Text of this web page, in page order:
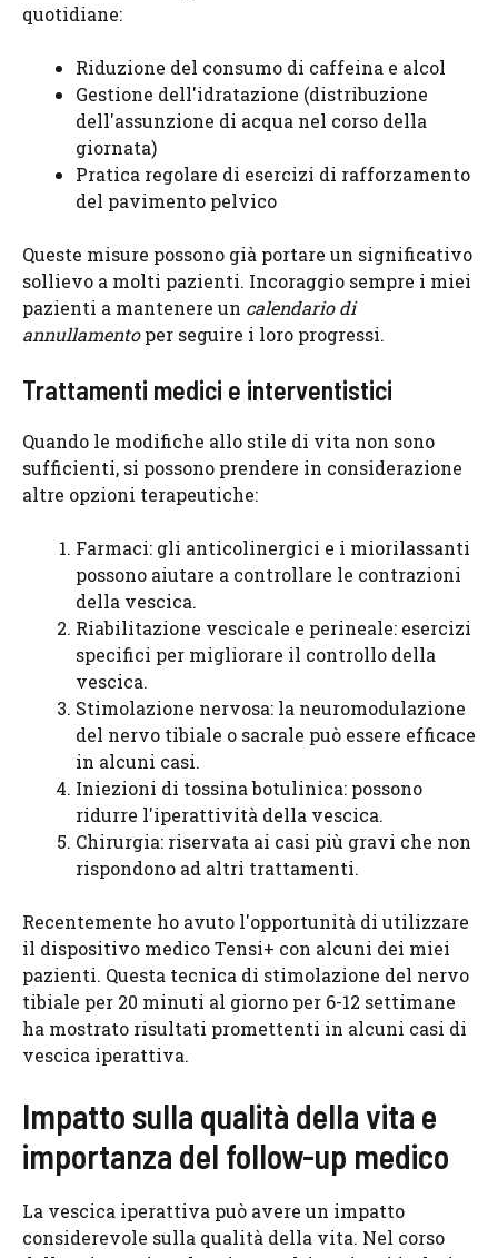
quotidiane:
Riduzione del consumo di caffeina e alcol
Gestione dell'idratazione (distribuzione
dell'assunzione di acqua nel corso della
giornata)
Pratica regolare di esercizi di rafforzamento
del pavimento pelvico
Queste misure possono già portare un significativo
sollievo a molti pazienti. Incoraggio sempre i miei
pazienti a mantenere un calendario di
annullamentoper seguire i loro progressi.
Trattamenti medici e interventistici
Quando le modifiche allo stile di vita non sono
sufficienti, si possono prendere in considerazione
altre opzioni terapeutiche:
Farmaci: gli anticolinergici e i miorilassanti
possono aiutare a controllare le contrazioni
della vescica.
Riabilitazione vescicale e perineale: esercizi
specifici per migliorare il controllo della
vescica.
Stimolazione nervosa: la neuromodulazione
del nervo tibiale o sacrale può essere efficace
in alcuni casi.
Iniezioni di tossina botulinica: possono
ridurre l'iperattività della vescica.
Chirurgia: riservata ai casi più gravi che non
rispondono ad altri trattamenti.
Recentemente ho avuto l'opportunità di utilizzare
il dispositivo medico Tensi+ con alcuni dei miei
pazienti. Questa tecnica di stimolazione del nervo
tibiale per 20 minuti al giorno per 6-12 settimane
ha mostrato risultati promettenti in alcuni casi di
vescica iperattiva.
Impatto sulla qualità della vita e
importanza del follow-up medico
La vescica iperattiva può avere un impatto
considerevole sulla qualità della vita. Nel corso